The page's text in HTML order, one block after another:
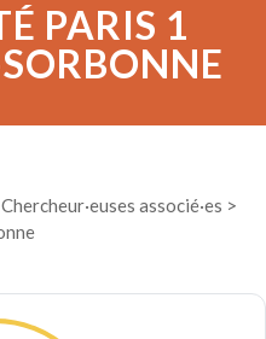
PARIS 1
Chercheur·euses associé·es >